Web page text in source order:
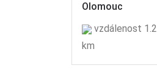
Olomouc
vzdálenost 1.2
km